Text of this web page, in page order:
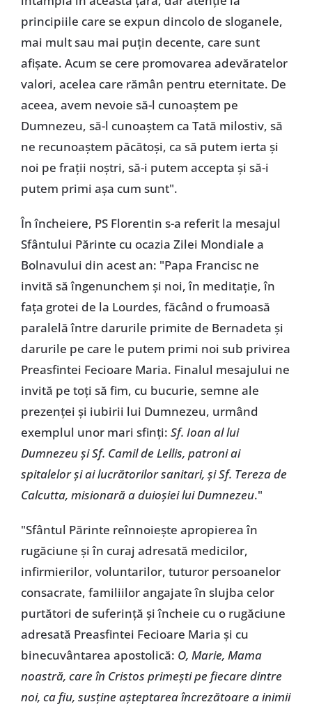
principiile care se expun dincolo de sloganele,
mai mult sau mai puțin decente, care sunt
afișate. Acum se cere promovarea adevăratelor
valori, acelea care rămân pentru eternitate. De
aceea, avem nevoie să-l cunoaștem pe
Dumnezeu, să-l cunoaștem ca Tată milostiv, să
ne recunoaștem păcătoși, ca să putem ierta și
noi pe frații noștri, să-i putem accepta și să-i
putem primi așa cum sunt".
În încheiere, PS Florentin s-a referit la mesajul
Sfântului Părinte cu ocazia Zilei Mondiale a
Bolnavului din acest an: "Papa Francisc ne
invită să îngenunchem și noi, în meditație, în
fața grotei de la Lourdes, făcând o frumoasă
paralelă între darurile primite de Bernadeta și
darurile pe care le putem primi noi sub privirea
Preasfintei Fecioare Maria. Finalul mesajului ne
invită pe toți să fim, cu bucurie, semne ale
prezenței și iubirii lui Dumnezeu, urmând
exemplul unor mari sfinți: Sf. Ioan al lui
Dumnezeu și Sf. Camil de Lellis, patroni ai
spitalelor și ai lucrătorilor sanitari, și Sf. Tereza de
Calcutta, misionară a duioșiei lui Dumnezeu."
"Sfântul Părinte reînnoiește apropierea în
rugăciune și în curaj adresată medicilor,
infirmierilor, voluntarilor, tuturor persoanelor
consacrate, familiilor angajate în slujba celor
purtători de suferință și încheie cu o rugăciune
adresată Preasfintei Fecioare Maria și cu
binecuvântarea apostolică: O, Marie, Mama
noastră, care în Cristos primești pe fiecare dintre
noi, ca fiu, susține așteptarea încrezătoare a inimii